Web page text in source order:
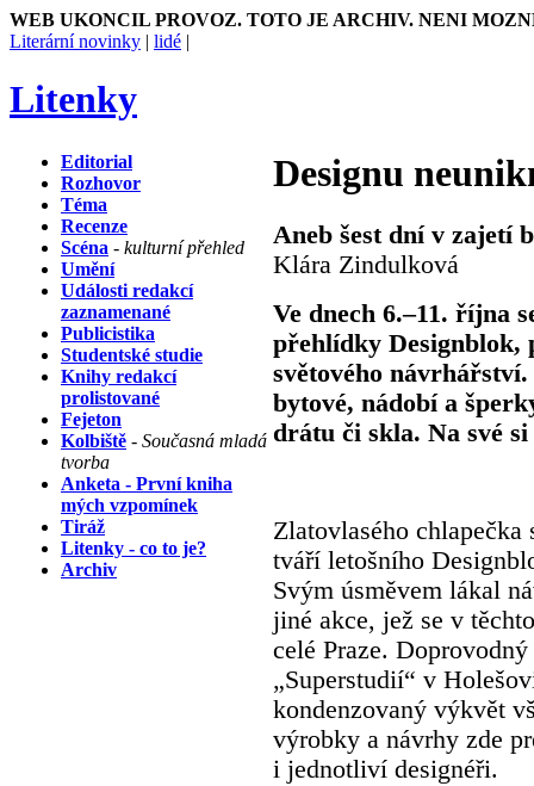
WEB UKONCIL PROVOZ. TOTO JE ARCHIV. NENI
Literární novinky | lidé |
Litenky
Editorial
Rozhovor
Téma
Recenze
Scéna - kulturní přehled
Umění
Události redakcí
zaznamenané
Publicistika
Studentské studie
Knihy redakcí
prolistované
Fejeton
Kolbiště - Současná mladá
tvorba
Anketa - První kniha
mých vzpomínek
Tiráž
Litenky - co to je?
Archiv
Designu
Aneb šest dní v zajetí
Klára Zindulková
Ve dnech 6.–11. října
přehlídky Designblok,
světového
bytové, nádobí a
drátu či skla. Na své
Zlatovlasého
tváří letošního
Svým úsměvem lákal
jiné akce, jež se v
celé Praze.
„Superstudií“ v
kondenzovaný výkvět
výrobky a návrhy zde
i jednotliví designéři.